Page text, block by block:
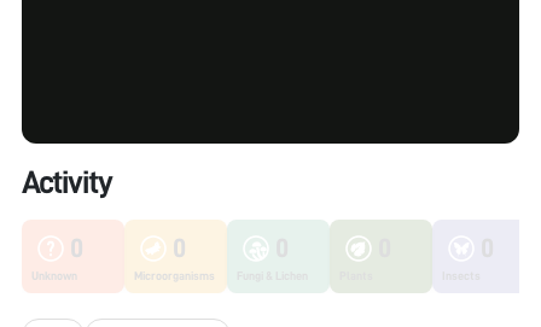
Activity
0
Unknown
0
Microorganisms